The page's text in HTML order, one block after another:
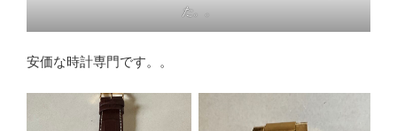
た。。
安価な時計専門です。。